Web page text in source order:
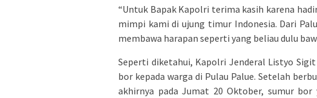
“Untuk Bapak Kapolri terima kasih karena
mimpi kami di ujung timur Indonesia. Dari
membawa harapan seperti yang beliau dulu
Seperti diketahui, Kapolri Jenderal Listyo
bor kepada warga di Pulau Palue. Setelah
akhirnya pada Jumat 20 Oktober, sumur